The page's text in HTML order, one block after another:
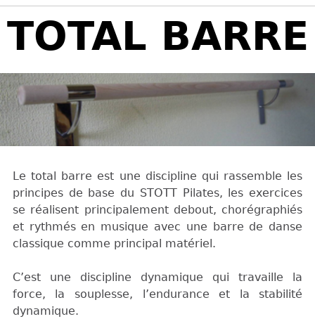
Back
to
TOTAL BARRE
Le total barre est une discipline qui rassemble les
principes de base du STOTT Pilates, les exercices
se réalisent principalement debout, chorégraphiés
et rythmés en musique avec une barre de danse
classique comme principal matériel.
C’est une discipline dynamique qui travaille la
force, la souplesse, l’endurance et la stabilité
dynamique.